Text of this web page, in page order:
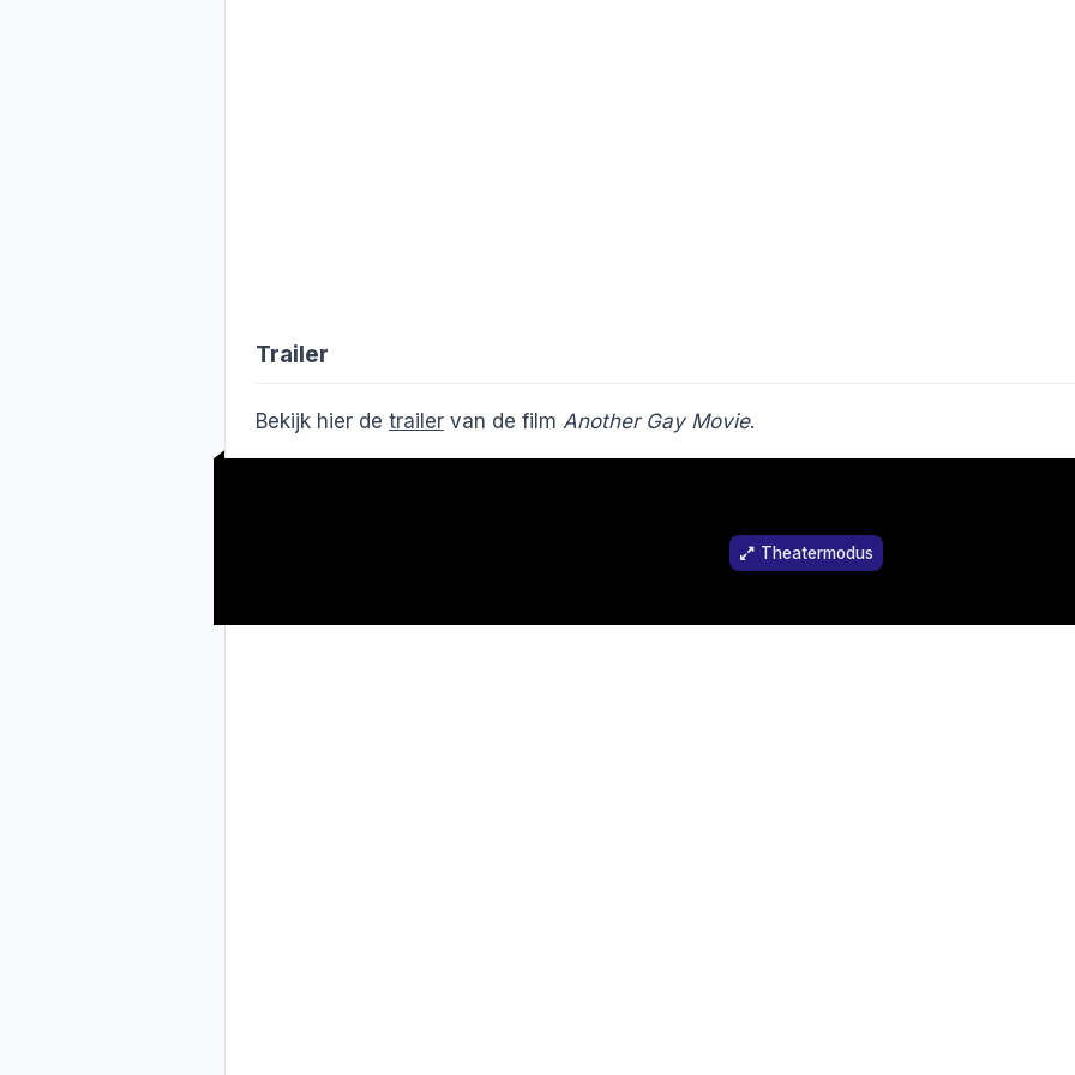
Trailer
Bekijk hier de trailer van de film Another Gay Movie.
Theatermodus